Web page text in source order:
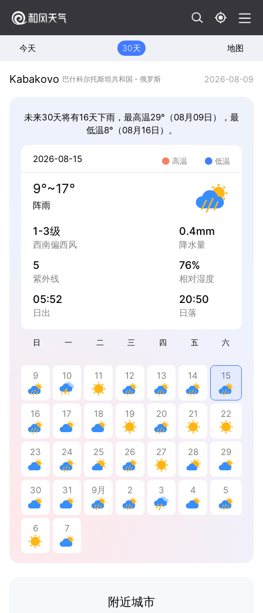
今天 30天 地图
Kabakovo 巴什科尔托斯坦共和国 - 俄罗斯 2026-08-09
未来30天将有16天下雨，最高温29°（08月09日），最
低温8°（08月16日）。
日 一 二 三 四 五 六
9 10 11 12 13 14 15
16 17 18 19 20 21 22
23 24 25 26 27 28 29
30 31 9月 2 3 4 5
6 7
2026-08-15 高温 低温
9°~17°
阵雨
1-3级
西南偏西风
0.4mm
降水量
5
紫外线
76%
相对湿度
05:52
日出
20:50
日落
附近城市